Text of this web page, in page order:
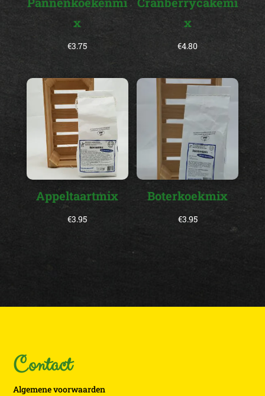
x
€3.75
x
€4.80
Appeltaartmix
€3.95
Boterkoekmix
€3.95
Contact
Algemene voorwaarden